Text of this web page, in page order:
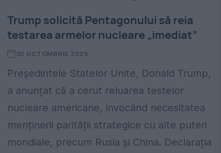
Trump solicită Pentagonului să reia
testarea armelor nucleare „imediat”
30 OCTOMBRIE 2025
Președintele Statelor Unite, Donald Trump,
a anunțat că a cerut reluarea testelor
nucleare americane, invocând necesitatea
menținerii parității strategice cu alte puteri
mondiale, precum Rusia și China. Declarația